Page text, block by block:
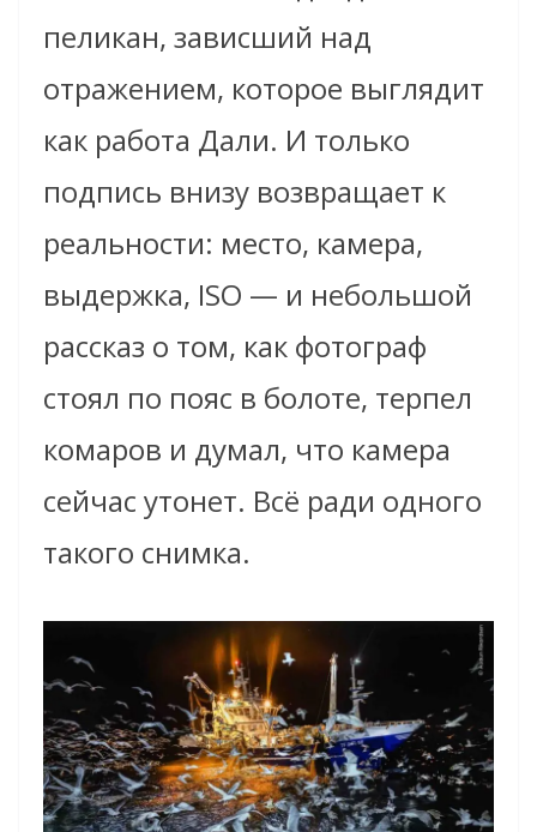
пеликан, зависший над
отражением, которое выглядит
как работа Дали. И только
подпись внизу возвращает к
реальности: место, камера,
выдержка, ISO — и небольшой
рассказ о том, как фотограф
стоял по пояс в болоте, терпел
комаров и думал, что камера
сейчас утонет. Всё ради одного
такого снимка.